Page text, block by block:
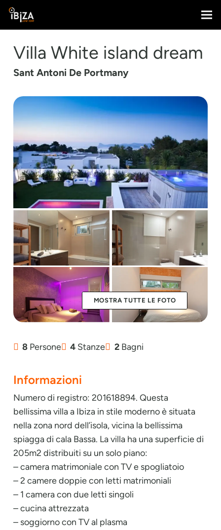
Villa White island dream
Sant Antoni De Portmany
MOSTRA TUTTE LE FOTO
8 Persone 4 Stanze 2Bagni
Informazioni
Numero di registro: 201618894. Questa
bellissima villa a Ibiza in stile moderno è situata
nella zona nord dell’isola, vicina la bellissima
spiagga di cala Bassa. La villa ha una superficie di
205m2 distribuiti su un solo piano:
– camera matrimoniale con TV e spogliatoio
– 2 camere doppie con letti matrimoniali
– 1 camera con due letti singoli
– cucina attrezzata
– soggiorno con TV al plasma